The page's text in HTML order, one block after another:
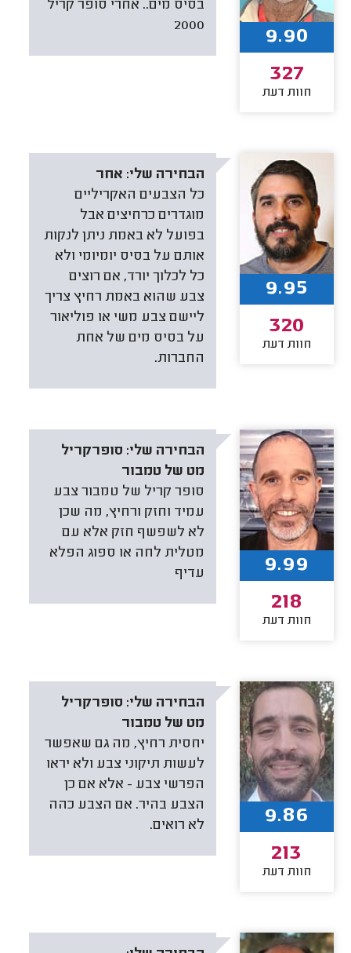
בסיס מים.. אחרי סופר קריל
2000
9.90
327
חוות דעת
הבחירה שלי: אחר
כל הצבעים האקריליים
מוגדרים כרחיצים אבל
בפועל לא באמת ניתן לנקות
אותם על בסיס יומיומי ולא
כל לכלוך יורד, אם רוצים
צבע שהוא באמת רחיץ צריך
ליישם צבע משי או פוליאור
על בסיס מים של אחת
החברות.
9.95
320
חוות דעת
הבחירה שלי: סופרקריל
מט של טמבור
סופר קריל של טמבור צבע
עמיד וחזק ורחיץ, מה שכן
לא לשפשף חזק אלא עם
מטלית לחה או ספוג הפלא
עדיף
9.99
218
חוות דעת
הבחירה שלי: סופרקריל
מט של טמבור
יחסית רחיץ, מה גם שאפשר
לעשות תיקוני צבע ולא יראו
הפרשי צבע - אלא אם כן
הצבע בהיר. אם הצבע כהה
לא רואים.
9.86
213
חוות דעת